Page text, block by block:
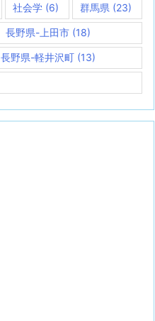
社会学(6) 群馬県 (23)
長野県-上田市(18)
長野県-軽井沢町 (13)